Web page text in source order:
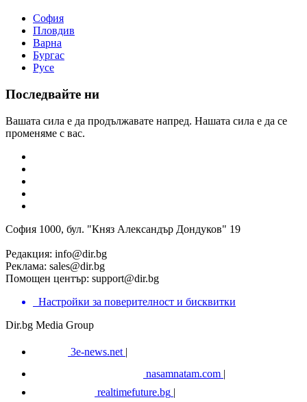
София
Пловдив
Варна
Бургас
Русе
Последвайте ни
Вашата сила е да продължавате напред. Нашата сила е да се
променяме с вас.
София 1000, бул. "Княз Александър Дондуков" 19
Редакция: info@dir.bg
Реклама: sales@dir.bg
Помощен център: support@dir.bg
Настройки за поверителност и бисквитки
Dir.bg Media Group
3e-news.net |
nasamnatam.com |
realtimefuture.bg |